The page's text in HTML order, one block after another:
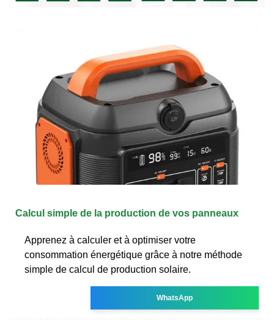
Calcul simple de la production de vos panneaux
Apprenez à calculer et à optimiser votre
consommation énergétique grâce à notre méthode
simple de calcul de production solaire.
WhatsApp